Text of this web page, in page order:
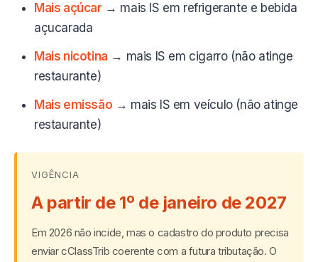
Mais açúcar→ mais IS em refrigerante e bebida
açucarada
Mais nicotina → mais IS em cigarro (não atinge
restaurante)
Mais emissão → mais IS em veículo (não atinge
restaurante)
VIGÊNCIA
A partir de 1º de janeiro de 2027
Em 2026 não incide, mas o cadastro do produto precisa
enviar cClassTrib coerente com a futura tributação. O